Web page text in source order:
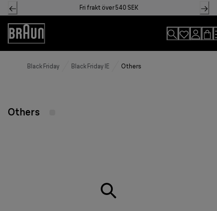
Skip
to
Content
Fri frakt över 540 SEK
Accessibility
Statement
Black Friday Black Friday IE Others
Others